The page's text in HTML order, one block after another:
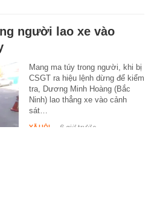
người lao xe vào
Mang ma túy trong người, khi bị
CSGT ra hiệu lệnh dừng để kiểm
tra, Dương Minh Hoàng (Bắc
Ninh) lao thẳng xe vào cảnh
sát…
XÃ HỘI 6 giờ trước